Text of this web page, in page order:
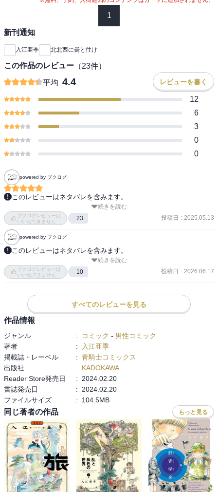
1
新刊通知
入江亜季 北北西に曇と往け
この作品のレビュー （23件）
平均 4.4 レビューを書く
12
6
3
0
0
powered by ブクログ
このレビューはネタバレを含みます。
完結してから読みたいなと思っていたけど我慢できずに全巻購入、
最新刊まで読破。登場人物がみんな素敵でアイスランドの自然や食
べ物の描写も豊富でミステリー要素があるものの、淡々とした日常
系漫画が好きな自分も楽しく読み進める。本当に丁寧に隅々まで描
きこまれていて、繰り返し読める漫画。
っている探偵業もスリルがあって面白い。慧の17歳ながらその年齢
設定を覆す絶対的安定感と万能ぶり。絶対大丈夫という確信をもっ
てページをめくれるところが、マスターキートンの平賀＝キート
ン・太一みたい。どんな危機も最終的に100%乗り越えるという安心
感がある。
但し、主人公の弟の御山三知嵩(みちたか)が出てくるといつも不穏な
空気が流れだす。慧は車やスマホなど機械と意思疎通できる能力を
持っていて、多分慧の祖父のジャックは鳥と話せる能力を持ってい
る。そして三知嵩は人間を切り刻む能力？外側は傷ひとつないんだ
けど内面をバラバラにしているような。実際それで人を殺している
ように思われる描写がたくさん。
この能力ってその本人の好きなものを自在に操れるような能力なの
かな？ジャックはもともと鳥好きな感じだし、慧は機械が好き。三
知嵩は7巻で明らかになったけど母親からのネグレクトと思われる虐
待でハサミがキーになっている。ハサミを好きなわけではないけ
ど、ハサミでお兄ちゃんの慧が母親に優しく髪を切ってもらってい
て、自分もやってほしいとどんなに主張しても耳をかしてもらえな
続きを読む
ブクログレビューは
いいねできません
23 投稿日 : 2025.05.13
powered by ブクログ
このレビューはネタバレを含みます。
日本へ帰った御山慧（みやま・けい）は、弟・三知嵩（みちたか）
場所から順番に……。
舞台をアイスランドから四季の国・日本に移して描かれる、真相究
明の捜索編！心強い相棒の清（きよし）とともに、熱情の慧と理知
の清によるていねいな聞き込み調査が描かれていくのだ。
・‥…━━━☆・‥…━━━☆・‥…━━━☆
感想は最終巻にまとめて記載予定です。
続きを読む
ブクログレビューは
いいねできません
10 投稿日 : 2026.06.17
すべてのレビューを見る
作品情報
ジャンル : コミック - 男性コミック
著者
:
入江亜季
掲載誌・レーベル
: 青騎士コミックス
出版社
:
KADOKAWA
Reader Store発売日
:
2024.02.20
書誌発売日
:
2024.02.20
ファイルサイズ
: 104.5MB
同じ著者の作品 もっと見る